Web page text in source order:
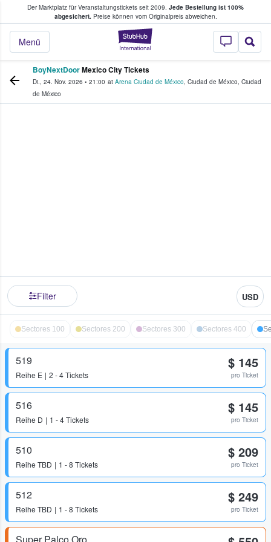
Der Marktplatz für Veranstaltungstickets seit 2009. Jede Bestellung ist 100%
abgesichert.Preise können vom Originalpreis abweichen.
StubHub - Wo
Menü
Tickets kaufen & verkaufen
BoyNextDoorMexico City Tickets
Di., 24. Nov. 2026 • 21:00 at Arena Ciudad de México, Ciudad de México, Ciudad
de México
Filter USD
Sectores 100 Sectores 200 Sectores 300 Sectores 400
519
Reihe E 2 - 4 Tickets
$ 145
pro Ticket
516
Reihe D 1 - 4 Tickets
$ 145
pro Ticket
510
Reihe TBD 1 - 8 Tickets
$ 209
pro Ticket
512
Reihe TBD 1 - 8 Tickets
$ 249
pro Ticket